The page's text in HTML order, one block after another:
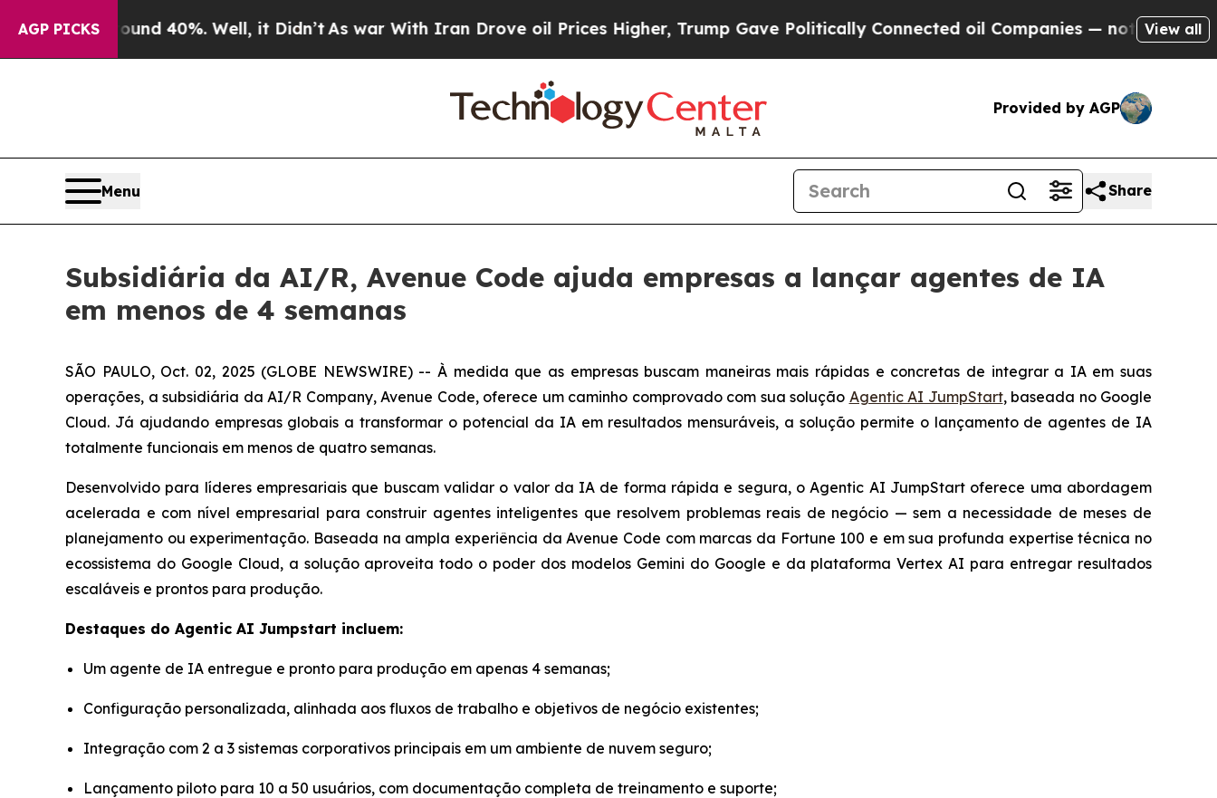
AGP PICKS
Around 40%. Well, it Didn’t As war With Iran Drove oil Prices Higher, Trump Gave Politically Connected oil Companies — not Taxpayers —
View all
Provided by AGP
Menu Share
Subsidiária da AI/R, Avenue Code ajuda empresas a lançar agentes de IA
em menos de 4 semanas
SÃO PAULO, Oct. 02, 2025 (GLOBE NEWSWIRE) -- À medida que as empresas buscam maneiras mais rápidas e concretas de integrar a IA em suas
operações, a subsidiária da AI/R Company, Avenue Code, oferece um caminho comprovado com sua solução Agentic AI JumpStart, baseada no Google
Cloud. Já ajudando empresas globais a transformar o potencial da IA em resultados mensuráveis, a solução permite o lançamento de agentes de IA
totalmente funcionais em menos de quatro semanas.
Desenvolvido para líderes empresariais que buscam validar o valor da IA de forma rápida e segura, o Agentic AI JumpStart oferece uma abordagem
acelerada e com nível empresarial para construir agentes inteligentes que resolvem problemas reais de negócio — sem a necessidade de meses de
planejamento ou experimentação. Baseada na ampla experiência da Avenue Code com marcas da Fortune 100 e em sua profunda expertise técnica no
ecossistema do Google Cloud, a solução aproveita todo o poder dos modelos Gemini do Google e da plataforma Vertex AI para entregar resultados
escaláveis e prontos para produção.
Destaques do Agentic AI Jumpstart incluem:
Um agente de IA entregue e pronto para produção em apenas 4 semanas;
Configuração personalizada, alinhada aos fluxos de trabalho e objetivos de negócio existentes;
Integração com 2 a 3 sistemas corporativos principais em um ambiente de nuvem seguro;
Lançamento piloto para 10 a 50 usuários, com documentação completa de treinamento e suporte;